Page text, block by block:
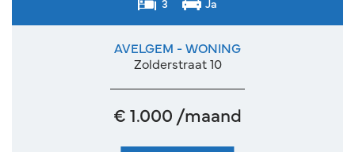
3 Ja
AVELGEM - WONING
Zolderstraat 10
€ 1.000 /maand